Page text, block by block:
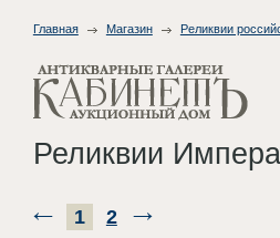
Главная Магазин Реликвии
Реликвии
1 2